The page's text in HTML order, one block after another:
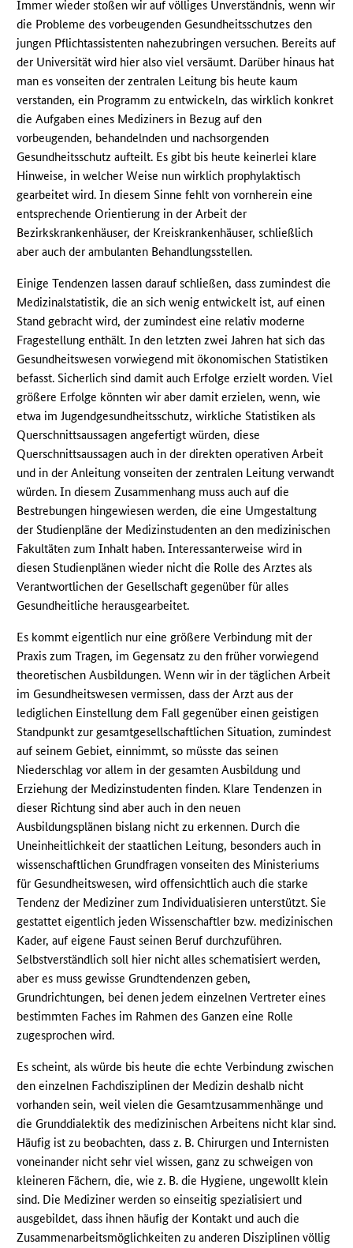
Immer wieder stoßen wir auf völliges Unverständnis, wenn wir
die Probleme des vorbeugenden Gesundheitsschutzes den
jungen Pflichtassistenten nahezubringen versuchen. Bereits auf
der Universität wird hier also viel versäumt. Darüber hinaus hat
man es vonseiten der zentralen Leitung bis heute kaum
verstanden, ein Programm zu entwickeln, das wirklich konkret
die Aufgaben eines Mediziners in Bezug auf den
vorbeugenden, behandelnden und nachsorgenden
Gesundheitsschutz aufteilt. Es gibt bis heute keinerlei klare
Hinweise, in welcher Weise nun wirklich prophylaktisch
gearbeitet wird. In diesem Sinne fehlt von vornherein eine
entsprechende Orientierung in der Arbeit der
Bezirkskrankenhäuser, der Kreiskrankenhäuser, schließlich
aber auch der ambulanten Behandlungsstellen.
Einige Tendenzen lassen darauf schließen, dass zumindest die
Medizinalstatistik, die an sich wenig entwickelt ist, auf einen
Stand gebracht wird, der zumindest eine relativ moderne
Fragestellung enthält. In den letzten zwei Jahren hat sich das
Gesundheitswesen vorwiegend mit ökonomischen Statistiken
befasst. Sicherlich sind damit auch Erfolge erzielt worden. Viel
größere Erfolge könnten wir aber damit erzielen, wenn, wie
etwa im Jugendgesundheitsschutz, wirkliche Statistiken als
Querschnittsaussagen angefertigt würden, diese
Querschnittsaussagen auch in der direkten operativen Arbeit
und in der Anleitung vonseiten der zentralen Leitung verwandt
würden. In diesem Zusammenhang muss auch auf die
Bestrebungen hingewiesen werden, die eine Umgestaltung
der Studienpläne der Medizinstudenten an den medizinischen
Fakultäten zum Inhalt haben. Interessanterweise wird in
diesen Studienplänen wieder nicht die Rolle des Arztes als
Verantwortlichen der Gesellschaft gegenüber für alles
Gesundheitliche herausgearbeitet.
Es kommt eigentlich nur eine größere Verbindung mit der
Praxis zum Tragen, im Gegensatz zu den früher vorwiegend
theoretischen Ausbildungen. Wenn wir in der täglichen Arbeit
im Gesundheitswesen vermissen, dass der Arzt aus der
lediglichen Einstellung dem Fall gegenüber einen geistigen
Standpunkt zur gesamtgesellschaftlichen Situation, zumindest
auf seinem Gebiet, einnimmt, so müsste das seinen
Niederschlag vor allem in der gesamten Ausbildung und
Erziehung der Medizinstudenten finden. Klare Tendenzen in
dieser Richtung sind aber auch in den neuen
Ausbildungsplänen bislang nicht zu erkennen. Durch die
Uneinheitlichkeit der staatlichen Leitung, besonders auch in
wissenschaftlichen Grundfragen vonseiten des Ministeriums
für Gesundheitswesen, wird offensichtlich auch die starke
Tendenz der Mediziner zum Individualisieren unterstützt. Sie
gestattet eigentlich jeden Wissenschaftler bzw. medizinischen
Kader, auf eigene Faust seinen Beruf durchzuführen.
Selbstverständlich soll hier nicht alles schematisiert werden,
aber es muss gewisse Grundtendenzen geben,
Grundrichtungen, bei denen jedem einzelnen Vertreter eines
bestimmten Faches im Rahmen des Ganzen eine Rolle
zugesprochen wird.
Es scheint, als würde bis heute die echte Verbindung zwischen
den einzelnen Fachdisziplinen der Medizin deshalb nicht
vorhanden sein, weil vielen die Gesamtzusammenhänge und
die Grunddialektik des medizinischen Arbeitens nicht klar sind.
Häufig ist zu beobachten, dass z. B. Chirurgen und Internisten
voneinander nicht sehr viel wissen, ganz zu schweigen von
kleineren Fächern, die, wie z. B. die Hygiene, ungewollt klein
sind. Die Mediziner werden so einseitig spezialisiert und
ausgebildet, dass ihnen häufig der Kontakt und auch die
Zusammenarbeitsmöglichkeiten zu anderen Disziplinen völlig